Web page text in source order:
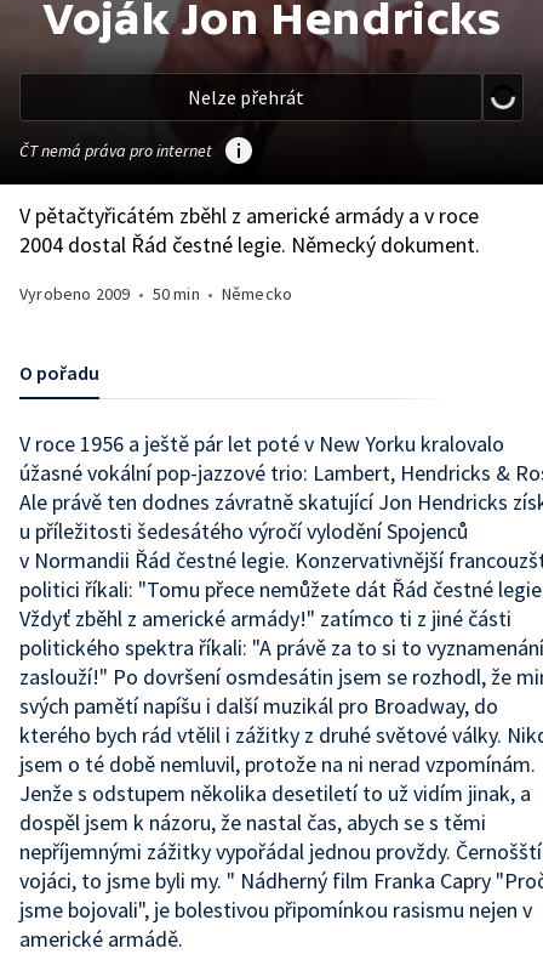
Voják Jon Hendricks
Nelze přehrát
ČT nemá práva pro internet
V pětačtyřicátém zběhl z americké armády a v roce
2004 dostal Řád čestné legie. Německý dokument.
Vyrobeno 2009 • 50 min • Německo
O pořadu
V roce 1956 a ještě pár let poté v New Yorku kralovalo
úžasné vokální pop-jazzové trio: Lambert, Hendricks &
Ale právě ten dodnes závratně skatující Jon Hendricks
u příležitosti šedesátého výročí vylodění Spojenců
v Normandii Řád čestné legie. Konzervativnější
politici říkali: "Tomu přece nemůžete dát Řád čestné
Vždyť zběhl z americké armády!" zatímco ti z jiné části
politického spektra říkali: "A právě za to si to vyznamenání
zaslouží!" Po dovršení osmdesátin jsem se rozhodl, že
svých pamětí napíšu i další muzikál pro Broadway, do
kterého bych rád vtělil i zážitky z druhé světové války.
jsem o té době nemluvil, protože na ni nerad vzpomínám.
Jenže s odstupem několika desetiletí to už vidím jinak, a
dospěl jsem k názoru, že nastal čas, abych se s těmi
nepříjemnými zážitky vypořádal jednou provždy. Černošští
vojáci, to jsme byli my. " Nádherný film Franka Capry
jsme bojovali", je bolestivou připomínkou rasismu nejen v
americké armádě.